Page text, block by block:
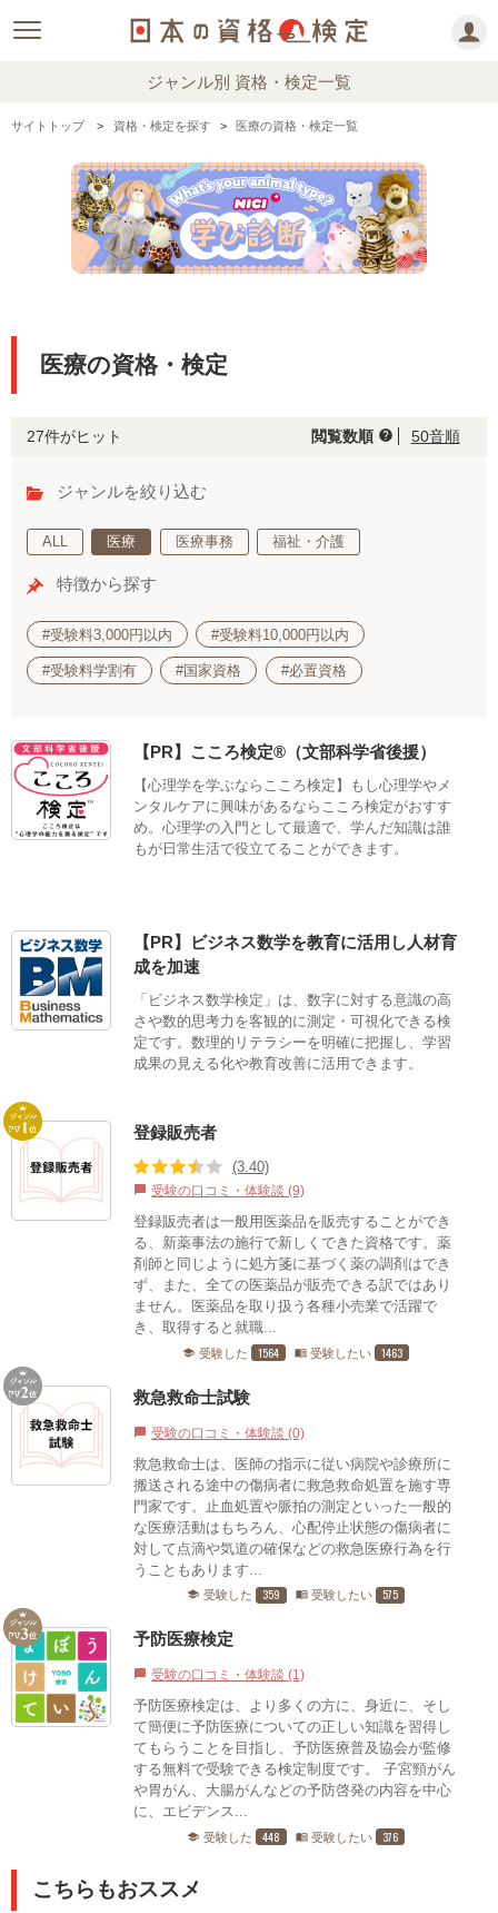
ジャンル別 資格・検定一覧
サイトトップ 資格・検定を探す 医療の資格・検定一覧
医療の資格・検定
27件がヒット 閲覧数順 help 50音順
ジャンルを絞り込む
ALL 医療 医療事務 福祉・介護
特徴から探す
#受験料3,000円以内 #受験料10,000円以内
#受験料学割有 #国家資格 #必置資格
【PR】こころ検定®（文部科学省後援）
【心理学を学ぶならこころ検定】もし心理学やメ
ンタルケアに興味があるならこころ検定がおすす
め。心理学の入門として最適で、学んだ知識は誰
もが日常生活で役立てることができます。
【PR】ビジネス数学を教育に活用し人材育
成を加速
「ビジネス数学検定」は、数字に対する意識の高
さや数的思考力を客観的に測定・可視化できる検
定です。数理的リテラシーを明確に把握し、学習
成果の見える化や教育改善に活用できます。
登録販売者
(3.40)
chat_bubble 受験の口コミ・体験談 (9)
登録販売者は一般用医薬品を販売することができ
る、新薬事法の施行で新しくできた資格です。薬
剤師と同じように処方箋に基づく薬の調剤はでき
ず、また、全ての医薬品が販売できる訳ではあり
ません。医薬品を取り扱う各種小売業で活躍で
き、取得すると就職...
school 受験した 1564 menu_book 受験したい 1463
救急救命士試験
chat_bubble 受験の口コミ・体験談 (0)
救急救命士は、医師の指示に従い病院や診療所に
搬送される途中の傷病者に救急救命処置を施す専
門家です。止血処置や脈拍の測定といった一般的
な医療活動はもちろん、心配停止状態の傷病者に
対して点滴や気道の確保などの救急医療行為を行
うこともあります...
school 受験した 359 menu_book 受験したい 575
予防医療検定
chat_bubble 受験の口コミ・体験談 (1)
予防医療検定は、より多くの方に、身近に、そし
て簡便に予防医療についての正しい知識を習得し
てもらうことを目指し、予防医療普及協会が監修
する無料で受験できる検定制度です。 子宮頸がん
や胃がん、大腸がんなどの予防啓発の内容を中心
に、エビデンス...
school 受験した 448 menu_book 受験したい 376
こちらもおススメ